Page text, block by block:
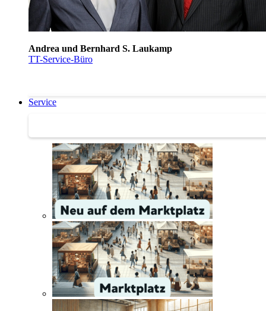
Andrea und Bernhard S. Laukamp
TT-Service-Büro
Service